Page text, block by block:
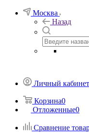
Москва
Назад
Личный кабинет
Корзина0
Отложенные0
Сравнение